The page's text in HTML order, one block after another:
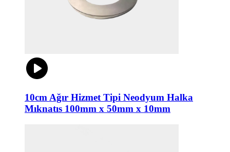
10cm Ağır Hizmet Tipi Neodyum Halka
Mıknatıs 100mm x 50mm x 10mm